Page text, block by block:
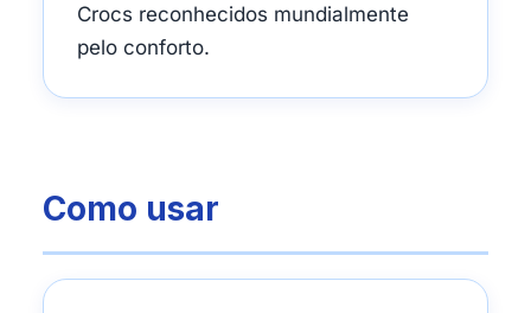
Crocs reconhecidos mundialmente
pelo conforto.
Como usar